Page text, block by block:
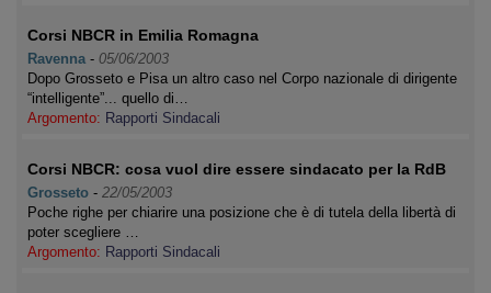
Corsi NBCR in Emilia Romagna
Ravenna - 05/06/2003
Dopo Grosseto e Pisa un altro caso nel Corpo nazionale di dirigente
“intelligente”... quello di…
Argomento: Rapporti Sindacali
Corsi NBCR: cosa vuol dire essere sindacato per la RdB
Grosseto - 22/05/2003
Poche righe per chiarire una posizione che è di tutela della libertà di
poter scegliere …
Argomento: Rapporti Sindacali